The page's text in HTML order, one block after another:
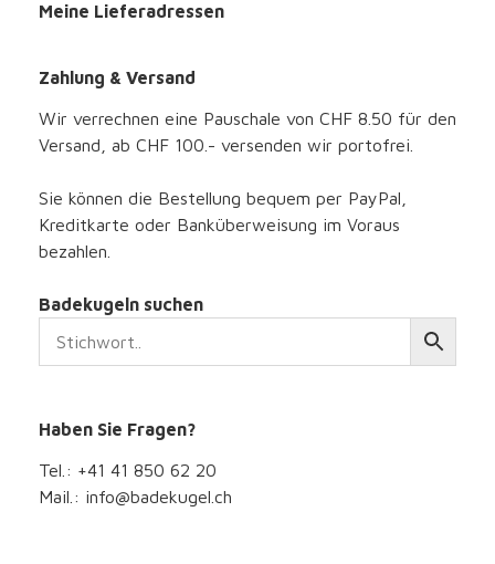
Meine Lieferadressen
Zahlung & Versand
Wir verrechnen eine Pauschale von CHF 8.50 für den
Versand, ab CHF 100.- versenden wir portofrei.
Sie können die Bestellung bequem per PayPal,
Kreditkarte oder Banküberweisung im Voraus
bezahlen.
Badekugeln suchen
Haben Sie Fragen?
Tel.: +41 41 850 62 20
Mail.: info@badekugel.ch